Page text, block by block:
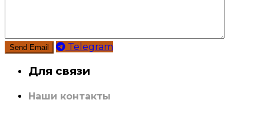
Telegram
Для связи
Наши контакты